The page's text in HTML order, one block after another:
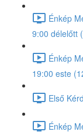
Énkép
9:00 délelőtt
Énkép
19:00 este
Első
Énkép